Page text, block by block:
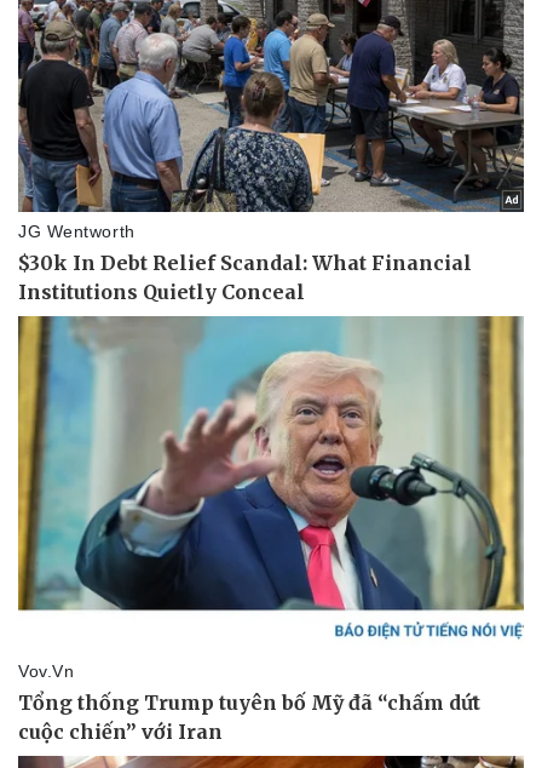
Thông tin doanh nghiệp
Doanh nghiệp 24h
Doanh nhân
Vì cộng đồng
Công nghệ
Sành điệu
Tin Công nghệ
Trải nghiệm
Chuyển đổi số